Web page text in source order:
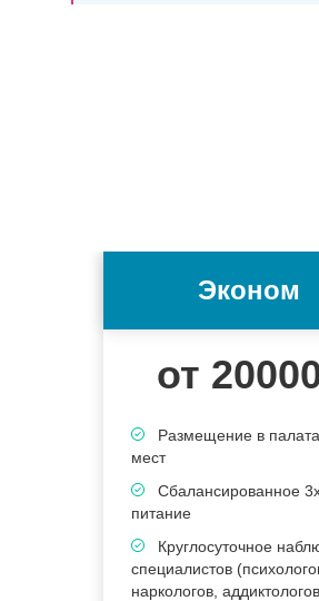
Эконом
от
Размещение в
мест
Сбалансированное
питание
Круглосуточное
специалистов
наркологов,